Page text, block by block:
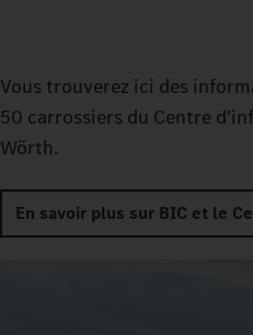
Vous trouverez ici des
50 carrossiers du Centre
Wörth.
En savoir plus sur BIC et le